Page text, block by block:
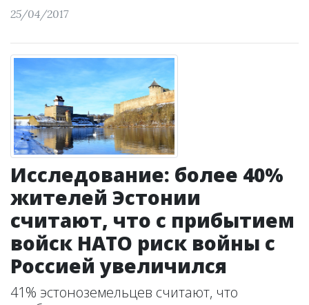
25/04/2017
Исследование: более 40%
жителей Эстонии
считают, что с прибытием
войск НАТО риск войны с
Россией увеличился
41% эстоноземельцев считают, что